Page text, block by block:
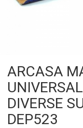
Galeata mop
Hartie igienica
Insecticide
Lavete de curatare
Parfum
Pasta de dinti
Pensula machiaj
Periuta de dinti
ARCASA
DIVERSE
DEP523